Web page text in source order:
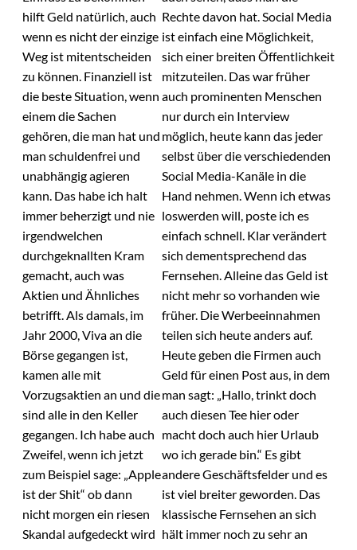
hilft Geld natürlich, auch
wenn es nicht der einzige
Weg ist mitentscheiden
zu können. Finanziell ist
die beste Situation, wenn
einem die Sachen
gehören, die man hat und
man schuldenfrei und
unabhängig agieren
kann. Das habe ich halt
immer beherzigt und nie
irgendwelchen
durchgeknallten Kram
gemacht, auch was
Aktien und Ähnliches
betrifft. Als damals, im
Jahr 2000, Viva an die
Börse gegangen ist,
kamen alle mit
Vorzugsaktien an und die
sind alle in den Keller
gegangen. Ich habe auch
Zweifel, wenn ich jetzt
zum Beispiel sage: „Apple
ist der Shit“ ob dann
nicht morgen ein riesen
Skandal aufgedeckt wird
Rechte davon hat. Social Media
ist einfach eine Möglichkeit,
sich einer breiten Öffentlichkeit
mitzuteilen. Das war früher
auch prominenten Menschen
nur durch ein Interview
möglich, heute kann das jeder
selbst über die verschiedenden
Social Media-Kanäle in die
Hand nehmen. Wenn ich etwas
loswerden will, poste ich es
einfach schnell. Klar verändert
sich dementsprechend das
Fernsehen. Alleine das Geld ist
nicht mehr so vorhanden wie
früher. Die Werbeeinnahmen
teilen sich heute anders auf.
Heute geben die Firmen auch
Geld für einen Post aus, in dem
man sagt: „Hallo, trinkt doch
auch diesen Tee hier oder
macht doch auch hier Urlaub
wo ich gerade bin.“ Es gibt
andere Geschäftsfelder und es
ist viel breiter geworden. Das
klassische Fernsehen an sich
hält immer noch zu sehr an